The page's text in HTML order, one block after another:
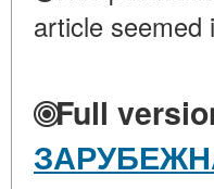
article seemed
Full